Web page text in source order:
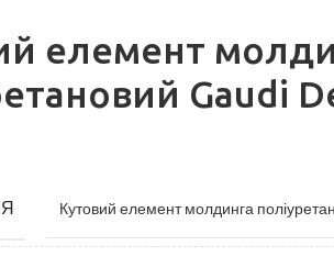
елемент
Gaudi
Кутовий елемент молдинга